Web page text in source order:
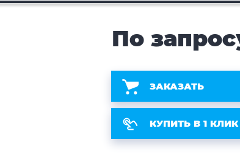
По
ЗАКАЗАТЬ
КУПИТЬ В 1 КЛИК